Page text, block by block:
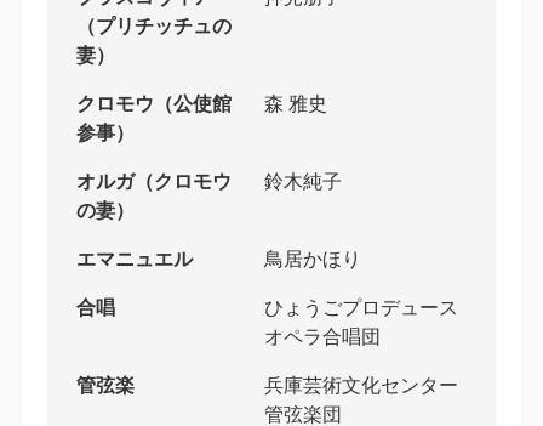
（プリチッチュの
妻）
クロモウ（公使館
参事）
森 雅史
オルガ（クロモウ
の妻）
鈴木純子
エマニュエル 鳥居かほり
合唱
ひょうごプロデュース
オペラ合唱団
管弦楽
兵庫芸術文化センター
管弦楽団